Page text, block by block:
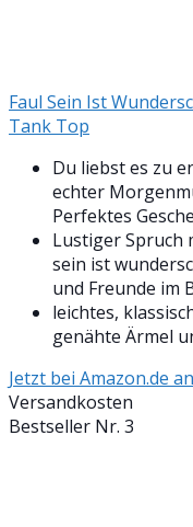
Faul Sein Ist
Tank Top
Du liebst es zu
echter
Perfektes
Lustiger Spruch
sein ist
und Freunde im
leichtes,
genähte Ärmel
Jetzt bei Amazon.de
Versandkosten
Bestseller Nr. 3